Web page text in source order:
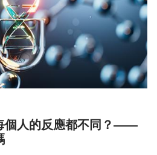
個人的反應都不同？——